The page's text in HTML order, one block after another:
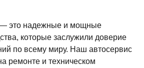
— это надежные и мощные
которые заслужили доверие
по всему миру. Наш автосервис
ремонте и техническом